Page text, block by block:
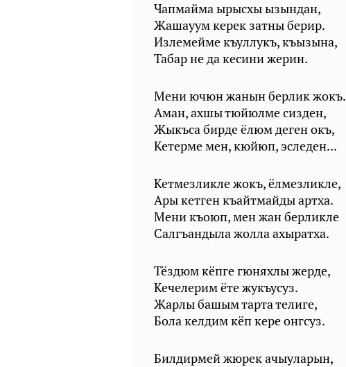
Чапмайма ырысхы ызындан,
Жашауум керек затны берир.
Излемейме къуллукъ, къызына,
Табар не да кесини жерин.
Мени ючюн жанын берлик жокъ.
Аман, ахшы тюйюлме сизден,
Жыкъса бирде ёлюм деген окъ,
Кетерме мен, кюйюп, эследен...
Кетмезликле жокъ, ёлмезликле,
Ары кетген къайтмайды артха.
Мени къоюп, мен жан берликле
Салгъандыла жолла ахыратха.
Тёздюм кёпге гюняхлы жерде,
Кечелерим ёте жукъусуз.
Жарлы башым тарта телиге,
Бола келдим кёп кере онгсуз.
Билдирмей жюрек ачыуларын,